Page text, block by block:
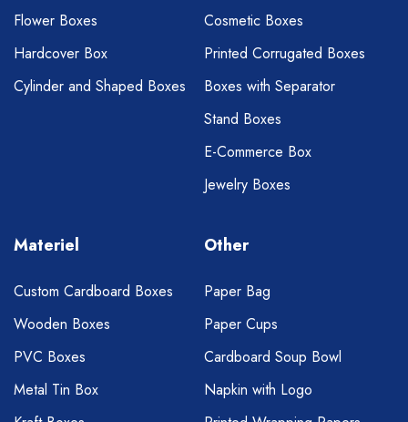
Flower Boxes
Hardcover Box
Cylinder and Shaped Boxes
Cosmetic Boxes
Printed Corrugated Boxes
Boxes with Separator
Stand Boxes
E-Commerce Box
Jewelry Boxes
Materiel
Custom Cardboard Boxes
Wooden Boxes
PVC Boxes
Metal Tin Box
Other
Paper Bag
Paper Cups
Cardboard Soup Bowl
Napkin with Logo